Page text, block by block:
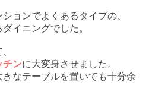
ョンでよくあるタイプの、
イニングでした。
チンに大変身させました。
きなテーブルを置いても十分余